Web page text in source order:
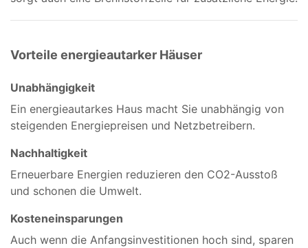
Vorteile energieautarker Häuser
Unabhängigkeit
Ein energieautarkes Haus macht Sie unabhängig von
steigenden Energiepreisen und Netzbetreibern.
Nachhaltigkeit
Erneuerbare Energien reduzieren den CO2-Ausstoß
und schonen die Umwelt.
Kosteneinsparungen
Auch wenn die Anfangsinvestitionen hoch sind, sparen